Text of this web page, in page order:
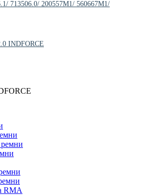
713506.0/ 200557M1/ 560667M1/
INDFORCE
RMA